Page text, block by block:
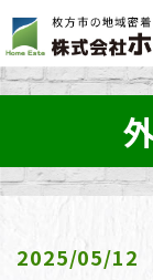
2025/05/12